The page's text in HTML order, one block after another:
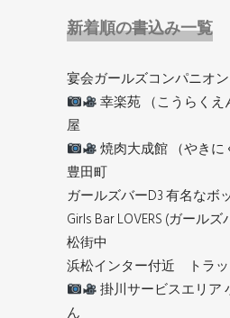
新着順の書込み一覧
宴会ガールズコンパニオン
幸楽苑 （こうらく
屋
焼肉大成館 （やきに
豊田町
ガールズバーD3 有名なボ
Girls Bar LOVERS (ガール
松街中
浜松インター付近 トラ
掛川サービスエリア
ん